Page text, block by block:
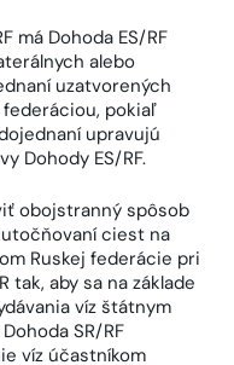
má Dohoda ES/RF
alebo
uzatvorených
pokiaľ
upravujú
Dohody ES/RF.
obojstranný spôsob
ciest na
Ruskej federácie pri
tak, aby sa na základe
víz štátnym
SR/RF
víz účastníkom